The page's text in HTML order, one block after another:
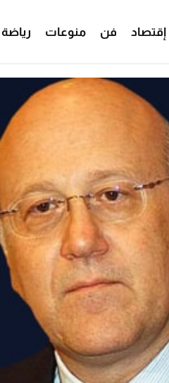
إقتصاد فن منوعات رياضة